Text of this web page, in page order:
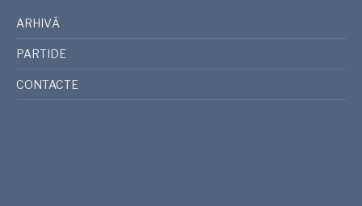
ARHIVĂ
PARTIDE
CONTACTE